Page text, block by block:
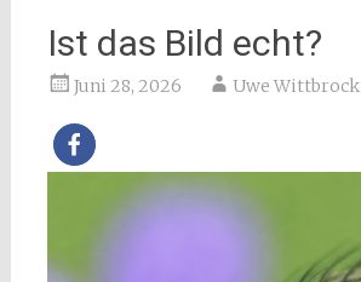
Ist das Bild echt?
Juni 28, 2026 Uwe Wittbrock